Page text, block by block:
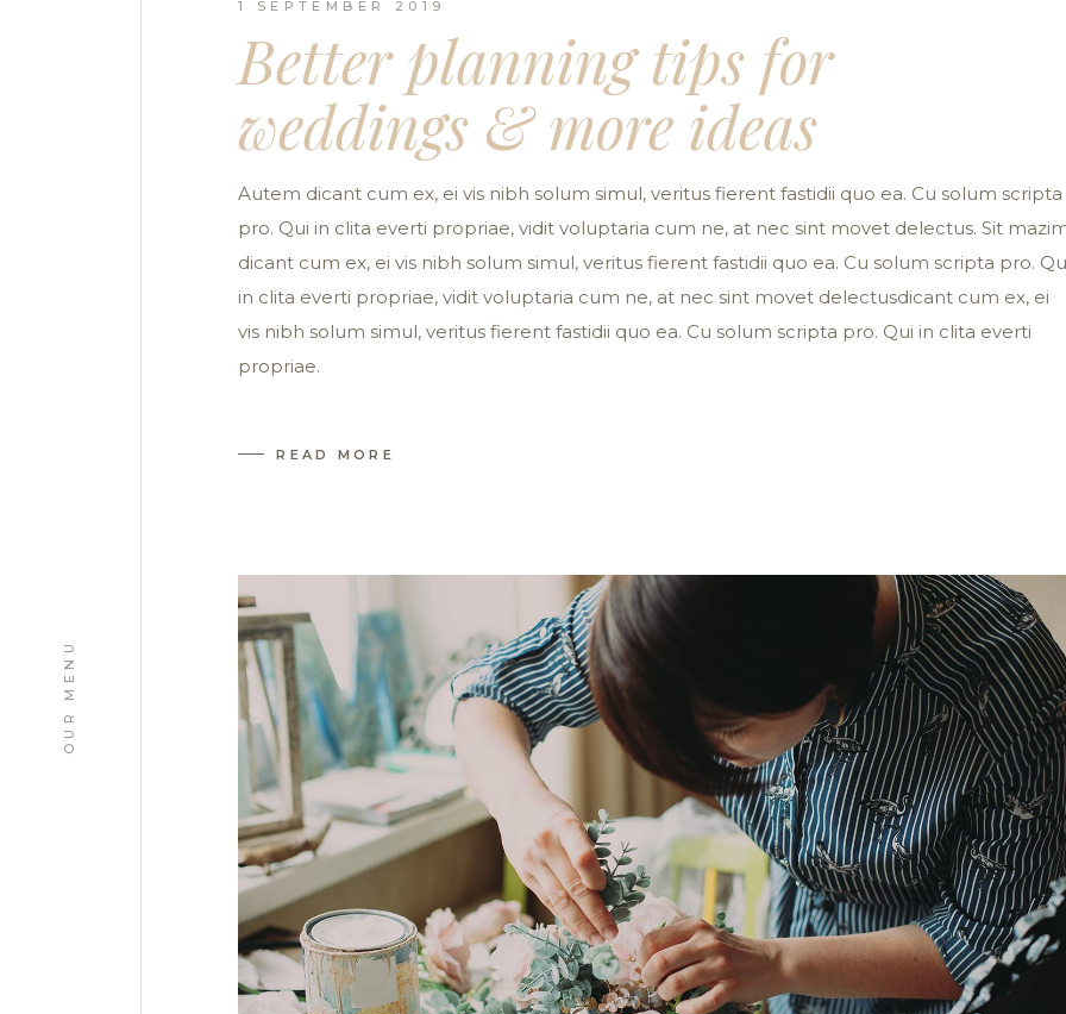
OUR MENU
1 SEPTEMBER 2019
Better planning tips for
weddings & more ideas
Autem dicant cum ex, ei vis nibh solum simul, veritus fierent fastidii quo ea. Cu solum scripta
pro. Qui in clita everti propriae, vidit voluptaria cum ne, at nec sint movet delectus. Sit
dicant cum ex, ei vis nibh solum simul, veritus fierent fastidii quo ea. Cu solum scripta pro.
in clita everti propriae, vidit voluptaria cum ne, at nec sint movet delectusdicant cum ex, ei
vis nibh solum simul, veritus fierent fastidii quo ea. Cu solum scripta pro. Qui in clita everti
propriae.
READ MORE